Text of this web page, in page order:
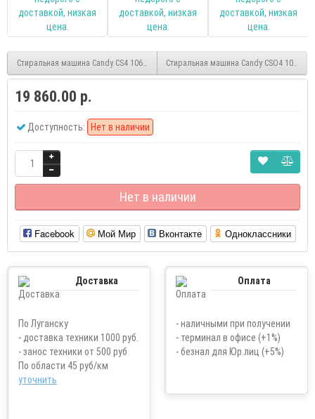
Стиральная машина Candy CS4 1061D1/2-07Стиральная машина Candy CSO4
19 860.00 р.
Доступность: Нет в наличии
Нет в наличии
Facebook Мой Мир Вконтакте Одноклассники
Доставка
По Луганску
- доставка техники 1000 руб.
- занос техники от 500 руб
По области 45 руб/км
уточнить
Оплата
- наличными при получении
- терминал в офисе (+1%)
- безнал для Юр.лиц (+5%)